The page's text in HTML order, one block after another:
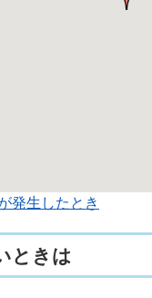
発生したとき
ときは